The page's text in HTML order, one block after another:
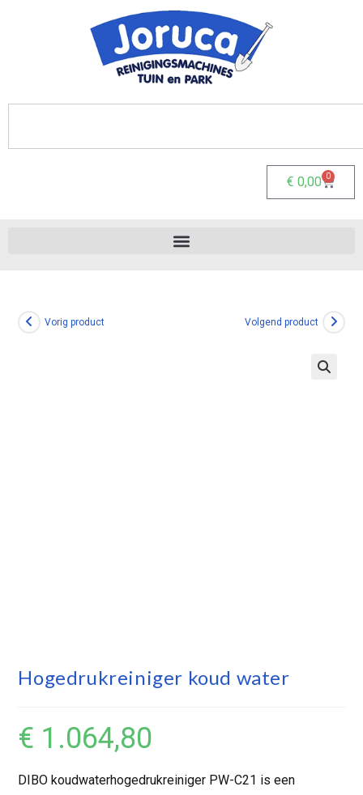
€ 0,00 0
Vorig product Volgend product
Hogedrukreiniger koud water
€ 1.064,80
DIBO koudwaterhogedrukreiniger PW-C21 is een